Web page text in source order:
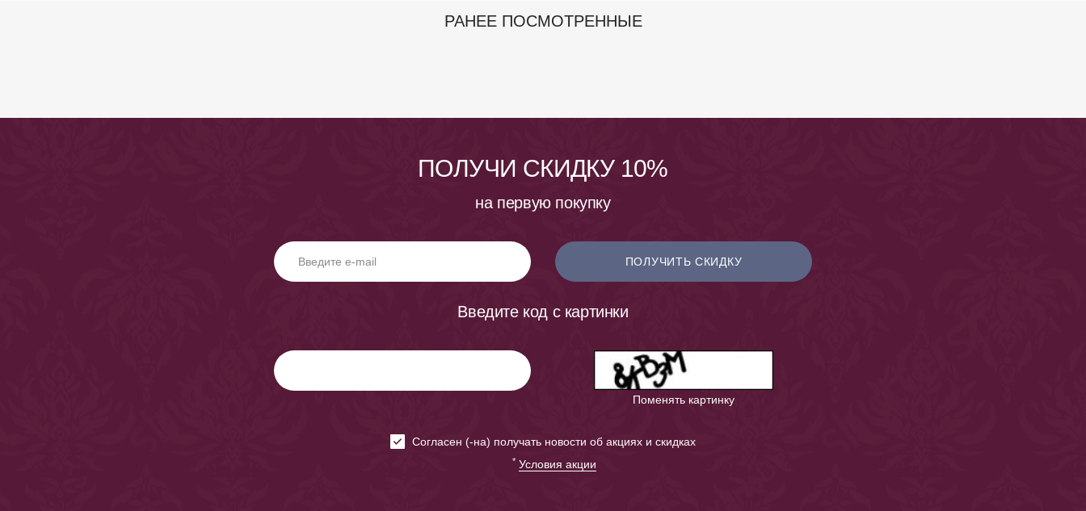
РАНЕЕ ПОСМОТРЕННЫЕ
ПОЛУЧИ СКИДКУ 10%
на первую покупку
ПОЛУЧИТЬ СКИДКУ
Введите код с картинки
Поменять картинку
Cогласен (-на) получать новости об акциях и скидках
* Условия акции